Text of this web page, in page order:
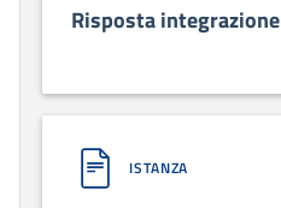
Risposta integrazione
ISTANZA